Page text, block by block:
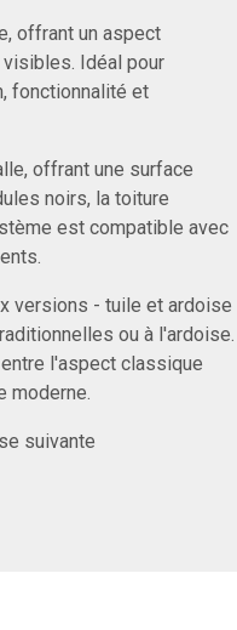
offrant un aspect
Idéal pour
fonctionnalité et
offrant une surface
noirs, la toiture
est compatible avec
versions - tuile et ardoise
ou à l'ardoise.
l'aspect classique
moderne.
suivante